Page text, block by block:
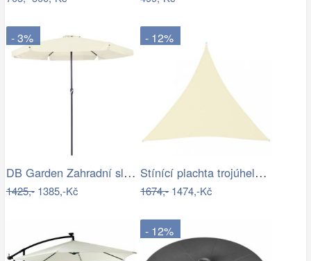
- 3%
DB Garden Zahradní slunečník Jenna…
1425,-1385,-Kč
- 12%
Stínící plachta trojúhelníková 5 x 5 x…
1674,-1474,-Kč
- 12%